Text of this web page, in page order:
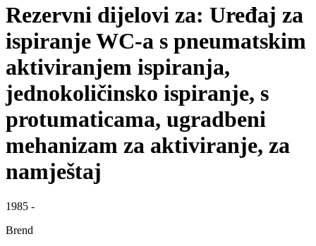
Rezervni dijelovi za: Uređaj za
ispiranje WC-a s pneumatskim
aktiviranjem ispiranja,
jednokoličinsko ispiranje, s
protumaticama, ugradbeni
mehanizam za aktiviranje, za
namještaj
1985 -
Brend